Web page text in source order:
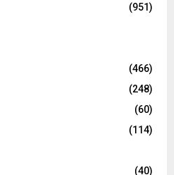
(951)
(466)
(248)
(60)
(114)
(40)